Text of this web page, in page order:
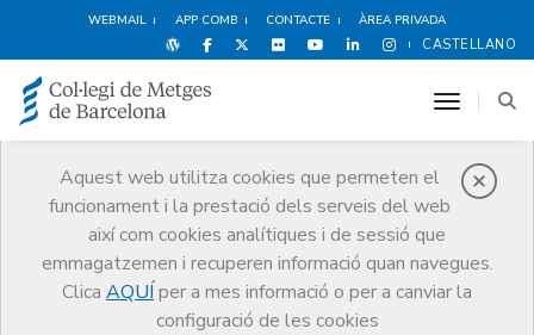
WEBMAIL APP COMB CONTACTE ÀREA PRIVADA
CASTELLANO
Aquest web utilitza cookies que permeten el
funcionament i la prestació dels serveis del web
així com cookies analítiques i de sessió que
emmagatzemen i recuperen informació quan navegues.
Clica AQUÍ per a mes informació o per a canviar la
configuració de les cookies
toggle
Agenda
Agenda Presentació del llibre 'Metgesses'